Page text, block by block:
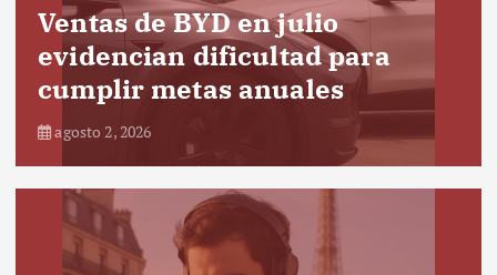
Ventas de BYD en julio
evidencian dificultad para
cumplir metas anuales
agosto 2, 2026